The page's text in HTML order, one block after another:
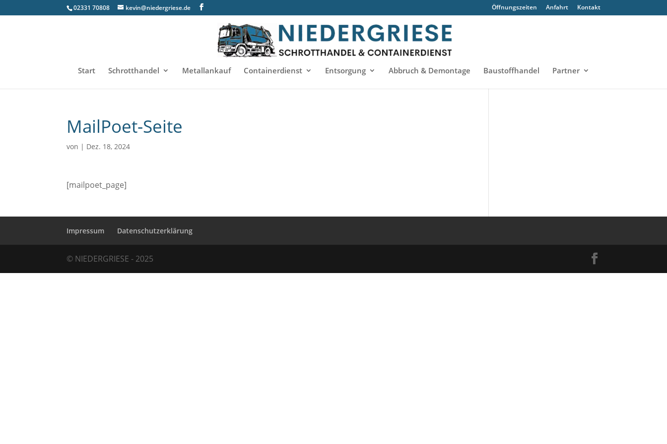
02331 70808 kevin@niedergriese.de Öffnungszeiten Anfahrt Kontakt
Start Schrotthandel Metallankauf Containerdienst Entsorgung Abbruch & Demontage Baustoffhandel Partner
MailPoet-Seite
von | Dez. 18, 2024
[mailpoet_page]
Impressum Datenschutzerklärung
© NIEDERGRIESE - 2025